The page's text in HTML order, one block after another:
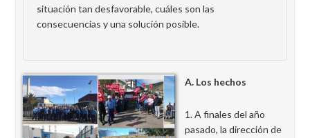
situación tan desfavorable, cuáles son las
consecuencias y una solución posible.
A. Los hechos
A finales del año
pasado, la dirección de